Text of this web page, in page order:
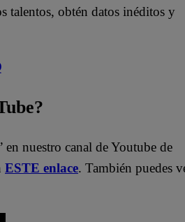
talentos, obtén datos inéditos y
nuestro canal de Youtube de
ESTE enlace. También puedes